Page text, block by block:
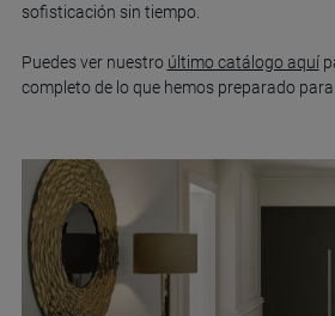
sofisticación sin tiempo.
Puedes ver nuestro último catálogo aquí
completo de lo que hemos preparado para